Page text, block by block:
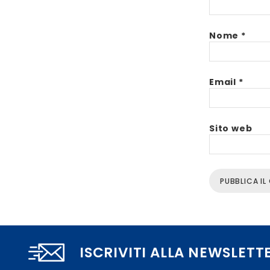
Nome *
Email *
Sito web
ISCRIVITI ALLA